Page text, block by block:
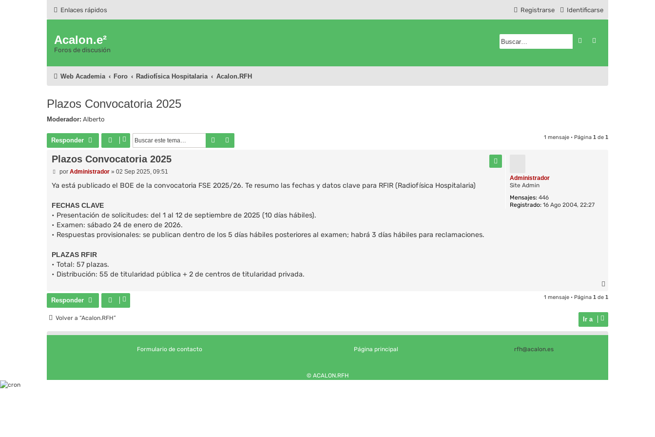
Enlaces rápidos Identificarse
Registrarse
Acalon.e²
Foros de discusión
Buscar
Web Academia Foro Radiofísica Hospitalaria Acalon.RFH
Plazos Convocatoria 2025
Moderador: Alberto
Responder Buscar 1 mensaje • Página 1 de 1
Administrador
Site Admin
Mensajes: 446
Registrado: 16 Ago 2004, 22:27
Plazos Convocatoria 2025
M
n
j
e
por Administrador» 02 Sep 2025, 09:51
Ya está publicado el BOE de la convocatoria FSE 2025/26. Te resumo las fechas y datos clave para RFIR (Radiofísica Hospitalaria)
FECHAS CLAVE
• Presentación de solicitudes: del 1 al 12 de septiembre de 2025 (10 días hábiles).
• Examen: sábado 24 de enero de 2026.
• Respuestas provisionales: se publican dentro de los 5 días hábiles posteriores al examen; habrá 3 días hábiles para reclamaciones.
PLAZAS RFIR
• Total: 57 plazas.
• Distribución: 55 de titularidad pública + 2 de centros de titularidad privada.
r
a
Responder 1 mensaje • Página 1 de 1
Volver a “Acalon.RFH” Ir a
Formulario de contacto Página principal rfh@acalon.es
© ACALON.RFH